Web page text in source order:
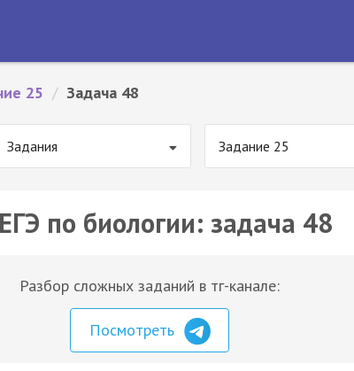
25 / Задача 48
Задания Задание 25
по биологии: задача 48
Разбор сложных заданий в тг-канале:
Посмотреть